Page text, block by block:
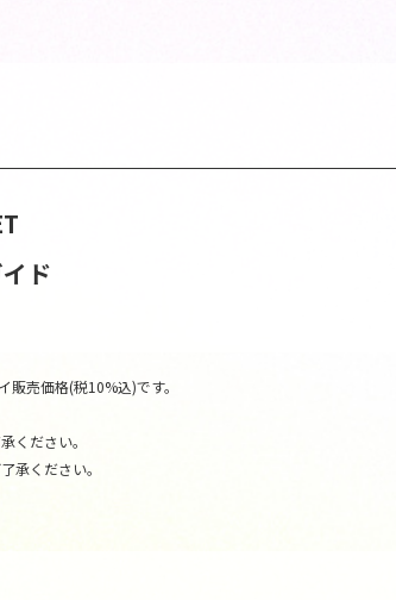
ド
売価格(税10%込)です。
ください。
承ください。